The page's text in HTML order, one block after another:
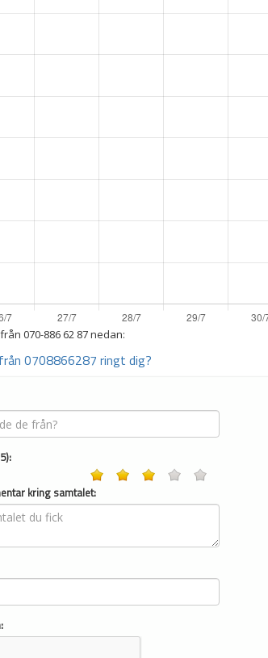
070-886 62 87nedan:
0708866287 ringt dig?
kring samtalet: